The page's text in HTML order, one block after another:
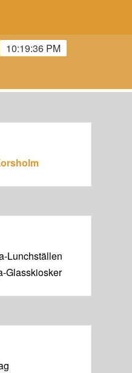
10:19:37 PM
Lunchställen
Glasskiosker